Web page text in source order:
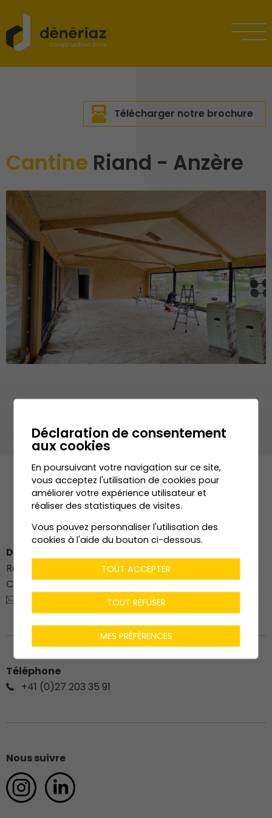
Télécharger notre brochure
Cantine Riand - Anzère
Dénériaz Construction Bois SA
Route du Stade 76
CH-
1912Leytron
charpente@deneriaz.com
Téléphone
+41 (0)27 203 35 91
Nous suivre
Déclaration de consentement
aux cookies
En poursuivant votre navigation sur ce site,
vous acceptez l'utilisation de cookies pour
améliorer votre expérience utilisateur et
réaliser des statistiques de visites.
Vous pouvez personnaliser l'utilisation des
cookies à l'aide du bouton ci-dessous.
TOUT ACCEPTER
TOUT REFUSER
MES PRÉFÉRENCES